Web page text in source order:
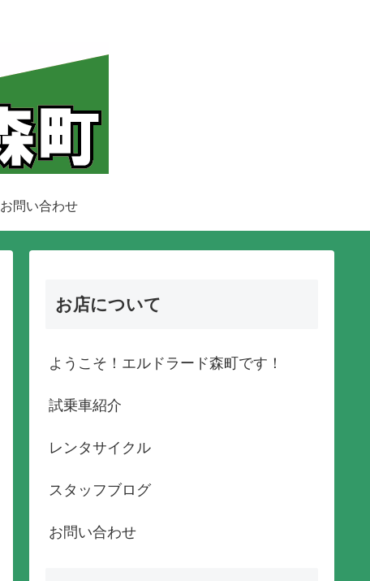
お問い合わせ
お店について
ようこそ！エルドラード森町です！
試乗車紹介
レンタサイクル
スタッフブログ
お問い合わせ